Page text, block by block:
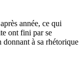
année, ce qui
ont fini par se
donnant à sa rhétorique